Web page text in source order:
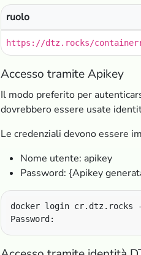
ruolo
https://dtz.rocks/
Accesso tramite Apikey
Il modo preferito per
dovrebbero essere usate
Le credenziali devono essere
Nome utente: apikey
Password: {Apikey